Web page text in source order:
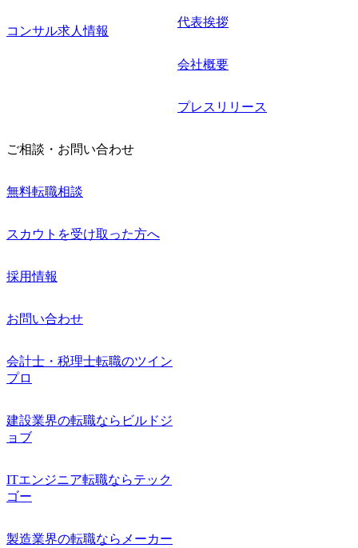
コンサル求人情報
代表挨拶
会社概要
プレスリリース
ご相談・お問い合わせ
無料転職相談
スカウトを受け取った方へ
採用情報
お問い合わせ
会計士・税理士転職のツイン
プロ
建設業界の転職ならビルドジ
ョブ
ITエンジニア転職ならテック
ゴー
製造業界の転職ならメーカー